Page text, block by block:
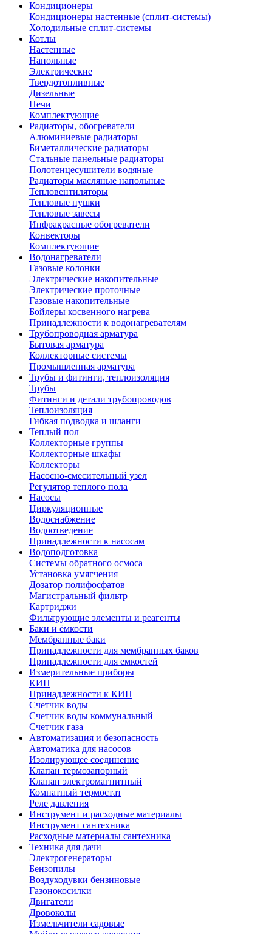
Кондиционеры
Кондиционеры настенные (сплит-системы)
Холодильные сплит-системы
Котлы
Настенные
Напольные
Электрические
Твердотопливные
Дизельные
Печи
Комплектующие
Радиаторы, обогреватели
Алюминиевые радиаторы
Биметаллические радиаторы
Стальные панельные радиаторы
Полотенцесушители водяные
Радиаторы масляные напольные
Тепловентиляторы
Тепловые пушки
Тепловые завесы
Инфракрасные обогреватели
Конвекторы
Комплектующие
Водонагреватели
Газовые колонки
Электрические накопительные
Электрические проточные
Газовые накопительные
Бойлеры косвенного нагрева
Принадлежности к водонагревателям
Трубопроводная арматура
Бытовая арматура
Коллекторные системы
Промышленная арматура
Трубы и фитинги, теплоизоляция
Трубы
Фитинги и детали трубопроводов
Теплоизоляция
Гибкая подводка и шланги
Теплый пол
Коллекторные группы
Коллекторные шкафы
Коллекторы
Насосно-смесительный узел
Регулятор теплого пола
Насосы
Циркуляционные
Водоснабжение
Водоотведение
Принадлежности к насосам
Водоподготовка
Системы обратного осмоса
Установка умягчения
Дозатор полифосфатов
Магистральный фильтр
Картриджи
Фильтрующие элементы и реагенты
Баки и ёмкости
Мембранные баки
Принадлежности для мембранных баков
Принадлежности для емкостей
Измерительные приборы
КИП
Принадлежности к КИП
Счетчик воды
Счетчик воды коммунальный
Счетчик газа
Автоматизация и безопасность
Автоматика для насосов
Изолирующее соединение
Клапан термозапорный
Клапан электромагнитный
Комнатный термостат
Реле давления
Инструмент и расходные материалы
Инструмент сантехника
Расходные материалы сантехника
Техника для дачи
Электрогенераторы
Бензопилы
Воздуходувки бензиновые
Газонокосилки
Двигатели
Дровоколы
Измельчители садовые